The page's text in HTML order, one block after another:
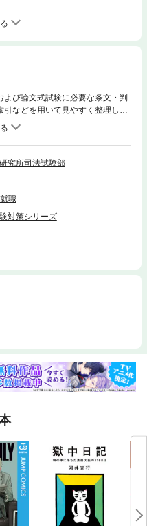
び論文式試験に必要な条文・判
などを用いて見やすく整理し、
本論点のポイント解説や全体構造
ハリを付けています。 ★最新法改
法に対応（＝2026年合格目標）
予備試験の民法は、条文の理解
過去に問われた知識を確認し、
必要不可欠です。 本書では、逐
報を整理して理解できるよう工
例及び重判掲載判例から重要な
、予備試験短答式試験の過去問
司〕マークを付しています。 こ
のためには、最新判例を常に意識
、最新判例の情報を確実に収集
備えた端末で読むことに適して
索、辞書の参照、引用などの機能
サイズが大きいため、ダウンロ
ご確認ください。 ※紙書籍とは
究所司法試験部
職
対策シリーズ